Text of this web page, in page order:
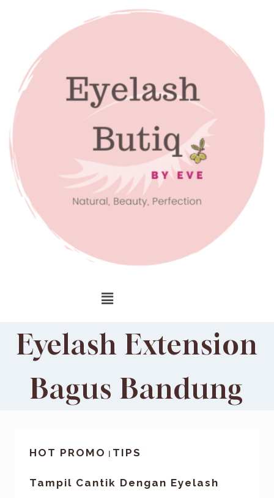
Eyelash Extension
Bagus Bandung
HOT PROMO TIPS
Tampil Cantik Dengan Eyelash